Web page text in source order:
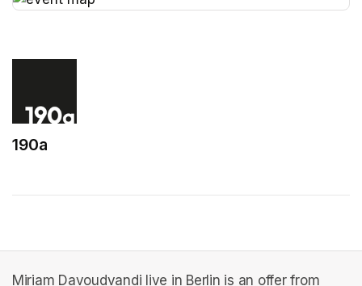
190a
Miriam Davoudvandi live in Berlin is an offer from